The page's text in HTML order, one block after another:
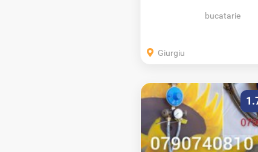
bucatarie
Giurgiu